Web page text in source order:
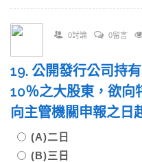
0討論 0留言
19. 公開發行公司持
10％之大股東，欲向
向主管機關申報之
(A)二日
(B)三日